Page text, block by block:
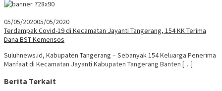
05/05/202005/05/2020
Terdampak Covid-19 di Kecamatan Jayanti Tangerang, 154 KK Terima
Dana BST Kemensos
Suluhnews.id, Kabupaten Tangerang – Sebanyak 154 Keluarga Penerima
Manfaat di Kecamatan Jayanti Kabupaten Tangerang Banten […]
Berita Terkait